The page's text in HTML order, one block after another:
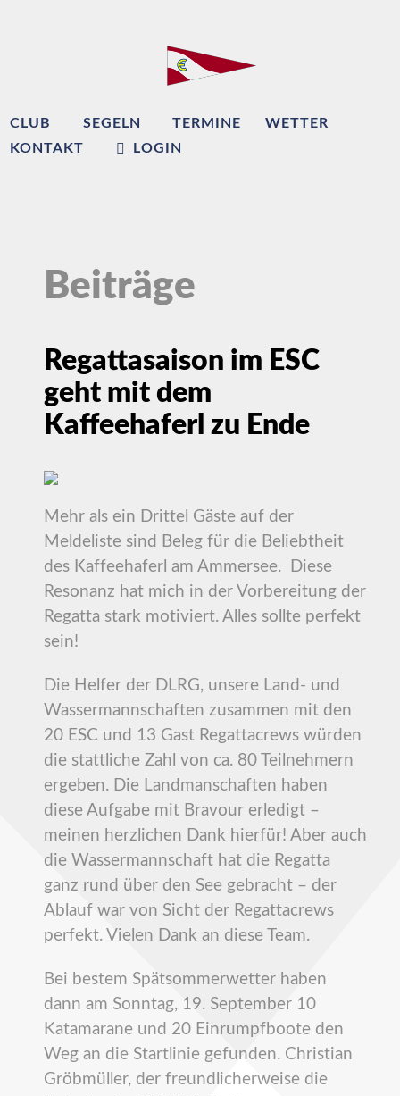
CLUB SEGELN TERMINE
WETTER
KONTAKT
LOGIN
Beiträge
Regattasaison im ESC
geht mit dem
Kaffeehaferl zu Ende
Mehr als ein Drittel Gäste auf der
Meldeliste sind Beleg für die Beliebtheit
des Kaffeehaferl am Ammersee. Diese
Resonanz hat mich in der Vorbereitung der
Regatta stark motiviert. Alles sollte perfekt
sein!
Die Helfer der DLRG, unsere Land- und
Wassermannschaften zusammen mit den
20 ESC und 13 Gast Regattacrews würden
die stattliche Zahl von ca. 80 Teilnehmern
ergeben. Die Landmanschaften haben
diese Aufgabe mit Bravour erledigt –
meinen herzlichen Dank hierfür! Aber auch
die Wassermannschaft hat die Regatta
ganz rund über den See gebracht – der
Ablauf war von Sicht der Regattacrews
perfekt. Vielen Dank an diese Team.
Bei bestem Spätsommerwetter haben
dann am Sonntag, 19. September 10
Katamarane und 20 Einrumpfboote den
Weg an die Startlinie gefunden. Christian
Gröbmüller, der freundlicherweise die